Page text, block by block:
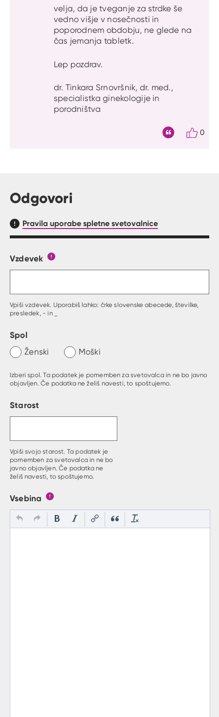
velja, da je tveganje za strdke še
vedno višje v nosečnosti in
poporodnem obdobju, ne glede na
čas jemanja tabletk.
Lep pozdrav.
dr. Tinkara Srnovršnik, dr. med.,
specialistka ginekologije in
porodništva
0
Odgovori
Pravila uporabe spletne svetovalnice
Obrazec, kjer lahko zastaviš vprašanje
Vzdevek
Vpiši vzdevek. Uporabiš lahko: črke slovenske abecede, številke,
presledek, - in _
Spol
Ženski Moški
Izberi spol. Ta podatek je pomemben za svetovalca in ne bo javno
objavljen. Če podatka ne želiš navesti, to spoštujemo.
Starost
Vpiši svojo starost. Ta podatek je
pomemben za svetovalca in ne bo
javno objavljen. Če podatka ne
želiš navesti, to spoštujemo.
Vsebina